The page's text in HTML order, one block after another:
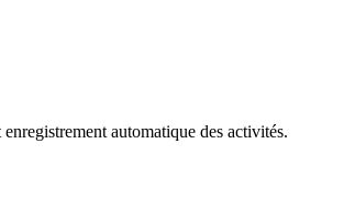
automatique des activités.